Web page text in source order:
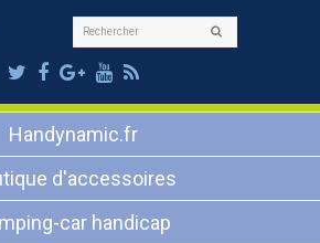
Rechercher
Twitter
Facebook
Google
Plus
Youtube
RSS
Handynamic.fr
d'accessoires
car handicap